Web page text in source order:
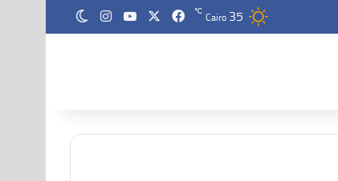
Cairo35
℃ فيسبوك ‫YouTubeانستقرام